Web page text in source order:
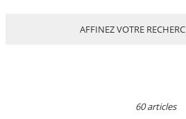
AFFINEZ VOTRE
60 articles